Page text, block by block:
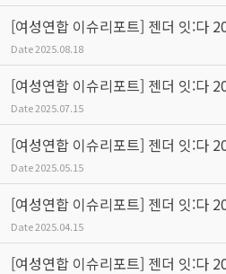
[여성연합 이슈리포트] 젠더 잇:다
Date2025.08.18
[여성연합 이슈리포트] 젠더 잇:다
Date2025.07.15
[여성연합 이슈리포트] 젠더 잇:다
Date2025.05.15
[여성연합 이슈리포트] 젠더 잇:다
Date2025.04.15
[여성연합 이슈리포트] 젠더 잇:다